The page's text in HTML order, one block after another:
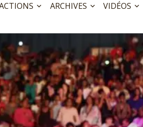
ARCHIVES VIDÉOS